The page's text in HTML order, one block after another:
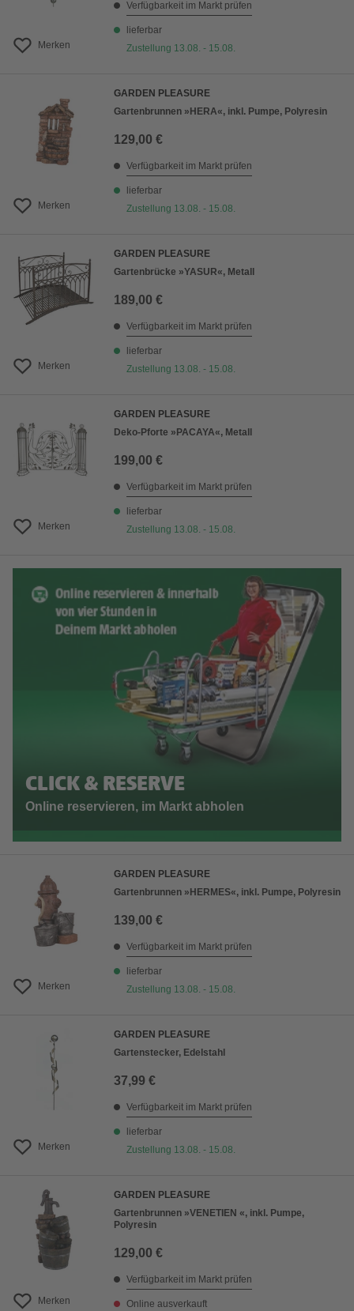
Merken
Verfügbarkeit im Markt prüfen
lieferbar
Zustellung 13.08. - 15.08.
Merken
GARDEN PLEASURE
Gartenbrunnen »HERA«, inkl. Pumpe, Polyresin
129,00 €
Verfügbarkeit im Markt prüfen
lieferbar
Zustellung 13.08. - 15.08.
Merken
GARDEN PLEASURE
Gartenbrücke »YASUR«, Metall
189,00 €
Verfügbarkeit im Markt prüfen
lieferbar
Zustellung 13.08. - 15.08.
Merken
GARDEN PLEASURE
Deko-Pforte »PACAYA«, Metall
199,00 €
Verfügbarkeit im Markt prüfen
lieferbar
Zustellung 13.08. - 15.08.
CLICK & RESERVE
Online reservieren, im Markt abholen
Merken
GARDEN PLEASURE
Gartenbrunnen »HERMES«, inkl. Pumpe, Polyresin
139,00 €
Verfügbarkeit im Markt prüfen
lieferbar
Zustellung 13.08. - 15.08.
Merken
GARDEN PLEASURE
Gartenstecker, Edelstahl
37,99 €
Verfügbarkeit im Markt prüfen
lieferbar
Zustellung 13.08. - 15.08.
Merken
GARDEN PLEASURE
Gartenbrunnen »VENETIEN «, inkl. Pumpe,
Polyresin
129,00 €
Verfügbarkeit im Markt prüfen
Online ausverkauft